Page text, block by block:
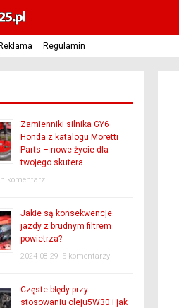
Reklama Regulamin
Zamienniki silnika GY6
Honda z katalogu Moretti
Parts – nowe życie dla
twojego skutera
komentarz
Jakie są konsekwencje
jazdy z brudnym filtrem
powietrza?
2024-08-29 5 komentarzy
Częste błędy przy
stosowaniu oleju5W30 i jak